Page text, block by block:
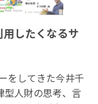
したくなるサ
をしてきた今井千
型人財の思考、言